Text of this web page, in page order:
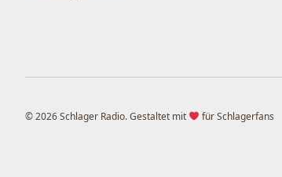
© 2026 Schlager Radio. Gestaltet mit für Schlagerfans